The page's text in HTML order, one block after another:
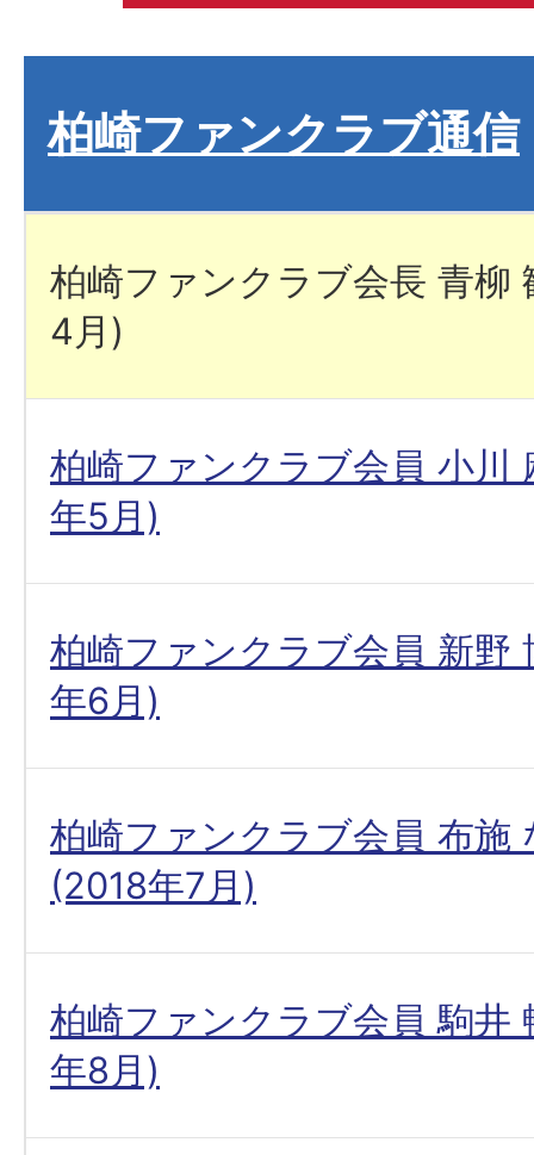
柏崎ファンクラブ通信
柏崎ファンクラブ会長 青柳
4月)
柏崎ファンクラブ会員 小川
年5月)
柏崎ファンクラブ会員 新野
年6月)
柏崎ファンクラブ会員 布施
(2018年7月)
柏崎ファンクラブ会員 駒井
年8月)